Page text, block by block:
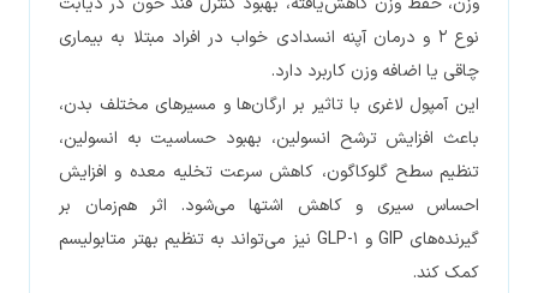
نوع ۲ و درمان آپنه انسدادی خواب در افراد مبتلا به بیماری
چاقی یا اضافه وزن کاربرد دارد.
این آمپول لاغری با تاثیر بر ارگان‌ها و مسیرهای مختلف بدن،
باعث افزایش ترشح انسولین، بهبود حساسیت به انسولین،
تنظیم سطح گلوکاگون، کاهش سرعت تخلیه معده و افزایش
احساس سیری و کاهش اشتها می‌شود. اثر هم‌زمان بر
گیرنده‌های GIP و GLP-1 نیز می‌تواند به تنظیم بهتر متابولیسم
کمک کند.